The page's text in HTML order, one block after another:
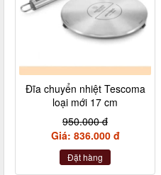
Đĩa chuyển nhiệt Tescoma
loại mới 17 cm
950.000 đ
Giá: 836.000 đ
Đặt hàng